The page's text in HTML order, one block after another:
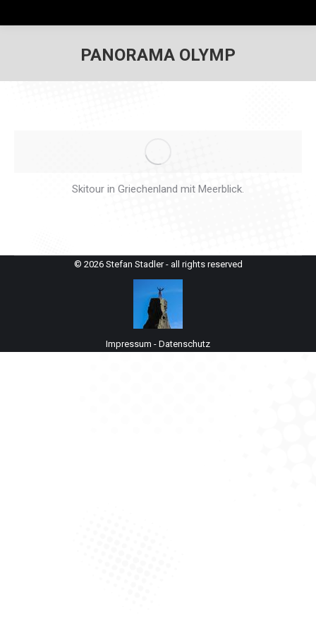
PANORAMA OLYMP
Skitour in Griechenland mit Meerblick.
© 2026 Stefan Stadler - all rights reserved
Impressum - Datenschutz